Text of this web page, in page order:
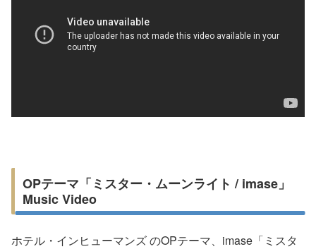
OPテーマ「ミスター・ムーンライト / imase」
Music Video
ホテル・インヒューマンズ のOPテーマ、imase「ミスタ